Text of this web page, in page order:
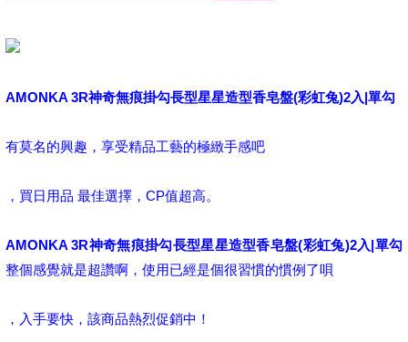
AMONKA 3R神奇無痕掛勾長型星星造型香皂盤(彩虹兔)2入|單勾
有莫名的興趣，享受精品工藝的極緻手感吧
，買日用品 最佳選擇，CP值超高。
AMONKA 3R神奇無痕掛勾長型星星造型香皂盤(彩虹兔)2入|單勾
整個感覺就是超讚啊，使用已經是個很習慣的慣例了唄
，入手要快，該商品熱烈促銷中！